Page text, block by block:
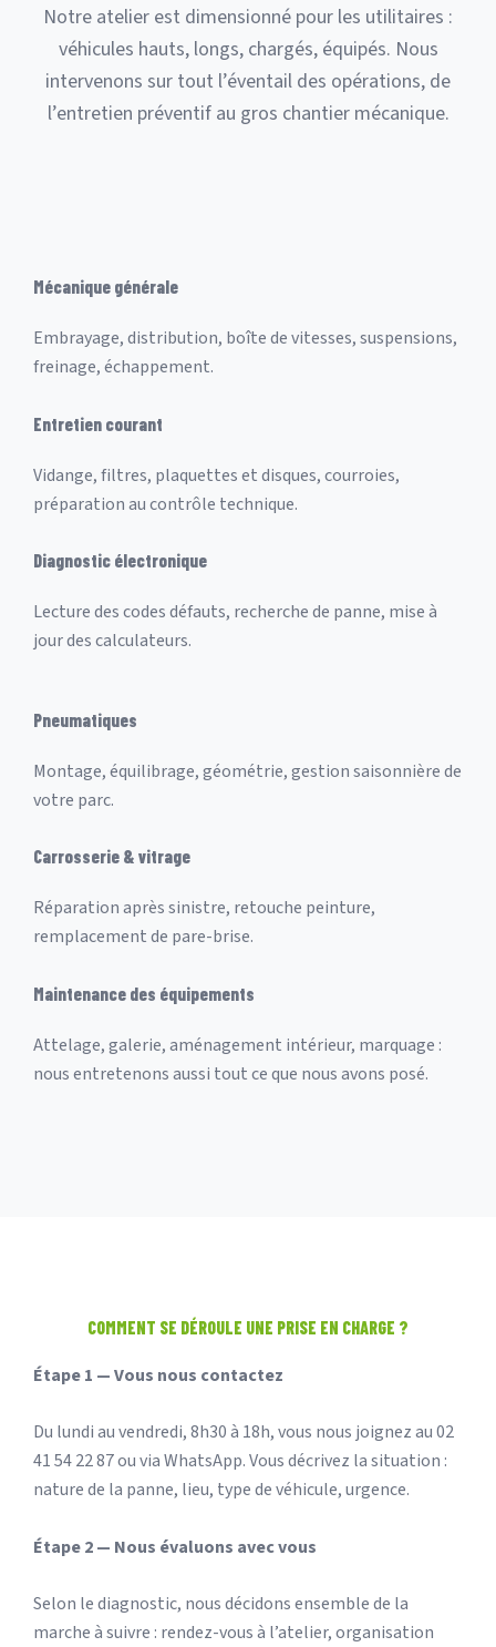
Notre atelier est dimensionné pour les utilitaires :
véhicules hauts, longs, chargés, équipés. Nous
intervenons sur tout l’éventail des opérations, de
l’entretien préventif au gros chantier mécanique.
Mécanique générale
Embrayage, distribution, boîte de vitesses, suspensions,
freinage, échappement.
Entretien courant
Vidange, filtres, plaquettes et disques, courroies,
préparation au contrôle technique.
Diagnostic électronique
Lecture des codes défauts, recherche de panne, mise à
jour des calculateurs.
Pneumatiques
Montage, équilibrage, géométrie, gestion saisonnière de
votre parc.
Carrosserie & vitrage
Réparation après sinistre, retouche peinture,
remplacement de pare-brise.
Maintenance des équipements
Attelage, galerie, aménagement intérieur, marquage :
nous entretenons aussi tout ce que nous avons posé.
COMMENT SE DÉROULE UNE PRISE EN CHARGE ?
Étape 1 — Vous nous contactez
Du lundi au vendredi, 8h30 à 18h, vous nous joignez au 02
41 54 22 87 ou via WhatsApp. Vous décrivez la situation :
nature de la panne, lieu, type de véhicule, urgence.
Étape 2 — Nous évaluons avec vous
Selon le diagnostic, nous décidons ensemble de la
marche à suivre : rendez-vous à l’atelier, organisation